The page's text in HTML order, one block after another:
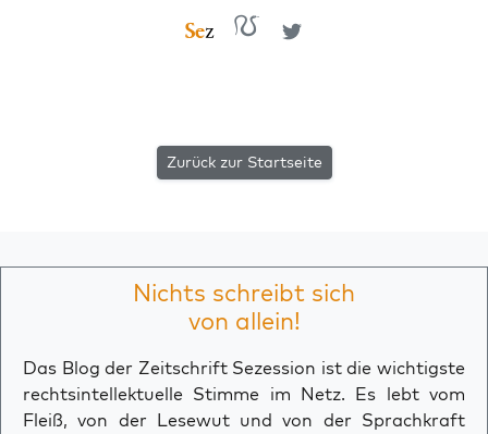
Zurück zur Startseite
Nichts schreibt sich
von allein!
Das Blog der Zeitschrift Sezession ist die wichtigste
rechtsintellektuelle Stimme im Netz. Es lebt vom
Fleiß, von der Lesewut und von der Sprachkraft